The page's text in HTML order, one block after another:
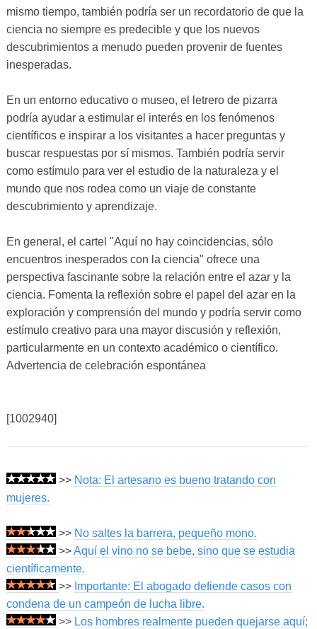
mismo tiempo, también podría ser un recordatorio de que la
ciencia no siempre es predecible y que los nuevos
descubrimientos a menudo pueden provenir de fuentes
inesperadas.
En un entorno educativo o museo, el letrero de pizarra
podría ayudar a estimular el interés en los fenómenos
científicos e inspirar a los visitantes a hacer preguntas y
buscar respuestas por sí mismos. También podría servir
como estímulo para ver el estudio de la naturaleza y el
mundo que nos rodea como un viaje de constante
descubrimiento y aprendizaje.
En general, el cartel "Aquí no hay coincidencias, sólo
encuentros inesperados con la ciencia" ofrece una
perspectiva fascinante sobre la relación entre el azar y la
ciencia. Fomenta la reflexión sobre el papel del azar en la
exploración y comprensión del mundo y podría servir como
estímulo creativo para una mayor discusión y reflexión,
particularmente en un contexto académico o científico.
Advertencia de celebración espontánea
[1002940]
>> Nota: El artesano es bueno tratando con
mujeres.
>> No saltes la barrera, pequeño mono.
>>Aquí el vino no se bebe, sino que se estudia
científicamente.
>> Importante: El abogado defiende casos con
condena de un campeón de lucha libre.
>> Los hombres realmente pueden quejarse aquí;